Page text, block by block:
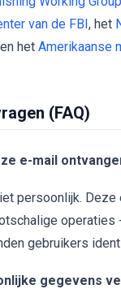
van de FBI, het
en het Amerikaanse
(FAQ)
e-mail
persoonlijk.
operaties
gebruikers
gegevens